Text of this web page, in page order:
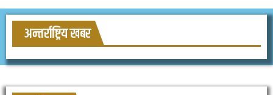
अन्तर्राष्ट्रिय खबर